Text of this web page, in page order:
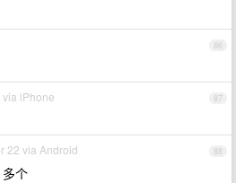
86
87
via iPhone
88
22 via Android
个